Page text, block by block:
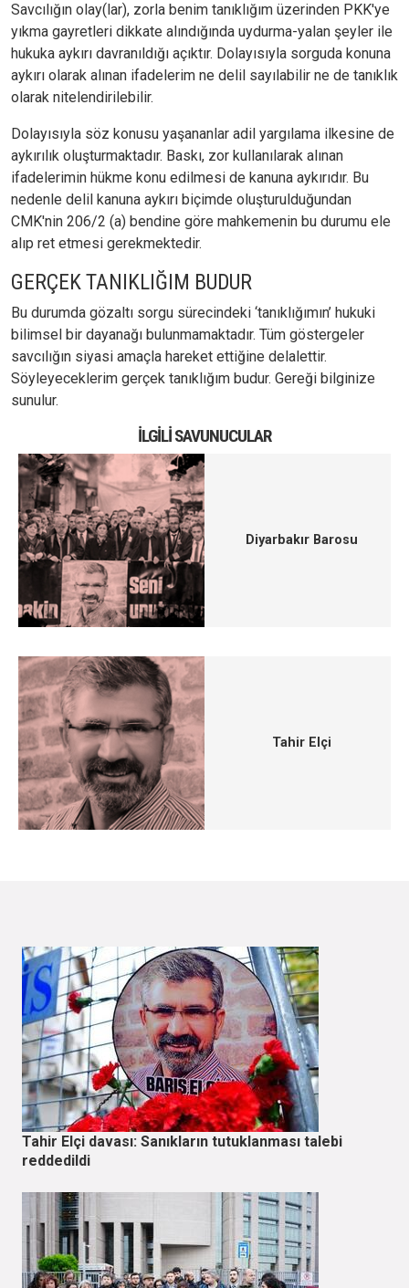
Savcılığın olay(lar), zorla benim tanıklığım üzerinden PKK'ye
yıkma gayretleri dikkate alındığında uydurma-yalan şeyler ile
hukuka aykırı davranıldığı açıktır. Dolayısıyla sorguda konuna
aykırı olarak alınan ifadelerim ne delil sayılabilir ne de tanıklık
olarak nitelendirilebilir.
Dolayısıyla söz konusu yaşananlar adil yargılama ilkesine de
aykırılık oluşturmaktadır. Baskı, zor kullanılarak alınan
ifadelerimin hükme konu edilmesi de kanuna aykırıdır. Bu
nedenle delil kanuna aykırı biçimde oluşturulduğundan
CMK'nin 206/2 (a) bendine göre mahkemenin bu durumu ele
alıp ret etmesi gerekmektedir.
GERÇEK TANIKLIĞIM BUDUR
Bu durumda gözaltı sorgu sürecindeki ‘tanıklığımın’ hukuki
bilimsel bir dayanağı bulunmamaktadır. Tüm göstergeler
savcılığın siyasi amaçla hareket ettiğine delalettir.
Söyleyeceklerim gerçek tanıklığım budur. Gereği bilginize
sunulur.
İLGILI SAVUNUCULAR
Diyarbakır Barosu
Tahir Elçi
Tahir Elçi davası: Sanıkların tutuklanması talebi
reddedildi